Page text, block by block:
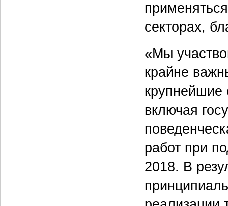
секторах,
«Мы
крайне
крупнейшие
включая
работ при
2018. В